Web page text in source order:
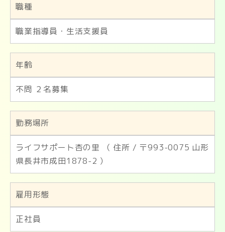
職種
職業指導員・生活支援員
年齢
不問 ２名募集
勤務場所
ライフサポート杏の里 （ 住所 / 〒993-0075 山形
県長井市成田1878-2 ）
雇用形態
正社員